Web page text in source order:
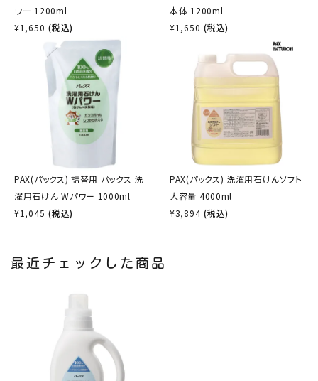
ワー 1200ml
¥1,650 (税込)
本体 1200ml
¥1,650 (税込)
PAX(パックス) 詰替用 パックス 洗
濯用石けん Wパワー 1000ml
¥1,045 (税込)
PAX(パックス) 洗濯用石けんソフト
大容量 4000ml
¥3,894 (税込)
最近チェックした商品